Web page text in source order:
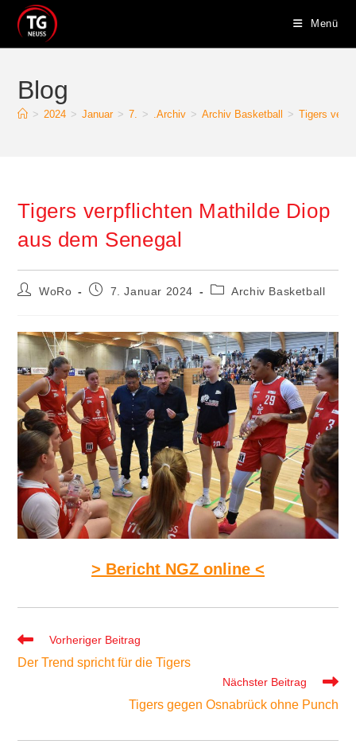
Inhalt
springen
Menü
Blog
> 2024 > Januar > 7. > .Archiv > Archiv Basketball > Tigers
Tigers verpflichten Mathilde Diop
aus dem Senegal
Beitrags-
WoRo
Beitrag7. Januar 2024
Beitrags-
Archiv Basketball
> Bericht NGZ online <
Weitere
ansehen
Vorheriger Beitrag
Der Trend spricht für die Tigers
Nächster Beitrag
Tigers gegen Osnabrück ohne Punch